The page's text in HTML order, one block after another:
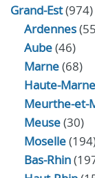
Grand-Est(974)
Ardennes
Aube(46)
Marne(68)
Haute-Marne
Meurthe-et-
Meuse(30)
Moselle
Bas-Rhin